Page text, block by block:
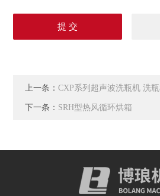
上一条：CXP系列超声波洗瓶机 洗
下一条： SRH型热风循环烘箱